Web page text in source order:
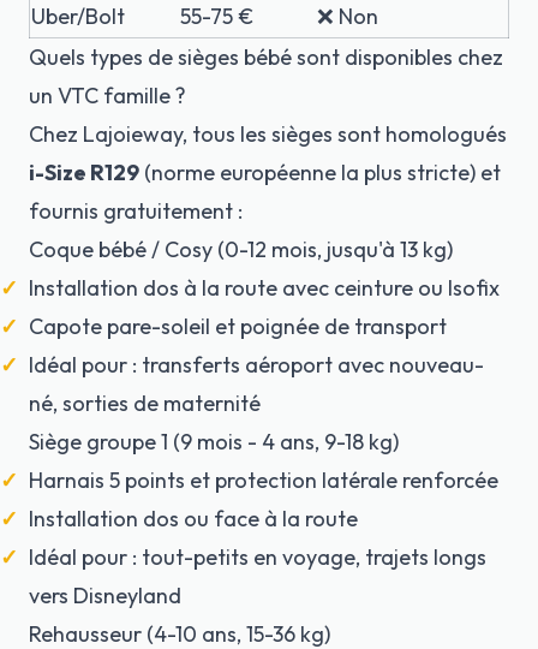
Uber/Bolt 55-75 €
❌ Non
Quels types de sièges bébé sont disponibles chez
un VTC famille ?
Chez Lajoieway, tous les sièges sont homologués
i-Size R129 (norme européenne la plus stricte) et
fournis gratuitement :
Coque bébé / Cosy (0-12 mois, jusqu'à 13 kg)
Installation dos à la route avec ceinture ou Isofix
Capote pare-soleil et poignée de transport
Idéal pour : transferts aéroport avec nouveau-
né, sorties de maternité
Siège groupe 1 (9 mois - 4 ans, 9-18 kg)
Harnais 5 points et protection latérale renforcée
Installation dos ou face à la route
Idéal pour : tout-petits en voyage, trajets longs
vers Disneyland
Rehausseur (4-10 ans, 15-36 kg)